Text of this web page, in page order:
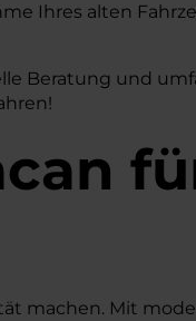
Ihres alten
Beratung und
machen. Mit